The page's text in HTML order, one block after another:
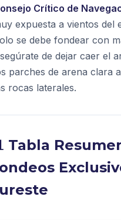
Crítico de
expuesta a vientos del
se debe fondear con
de dejar caer el
parches de arena clara
rocas laterales.
Tabla